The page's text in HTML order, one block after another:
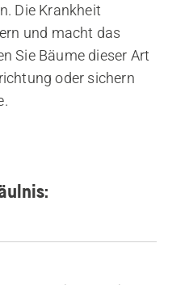
Die Krankheit
und macht das
Sie Bäume dieser Art
oder sichern